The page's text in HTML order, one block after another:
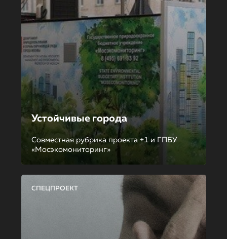
Устойчивые города
Совместная рубрика проекта +1 и ГПБУ
«Мосэкомониторинг»
СПЕЦПРОЕКТ